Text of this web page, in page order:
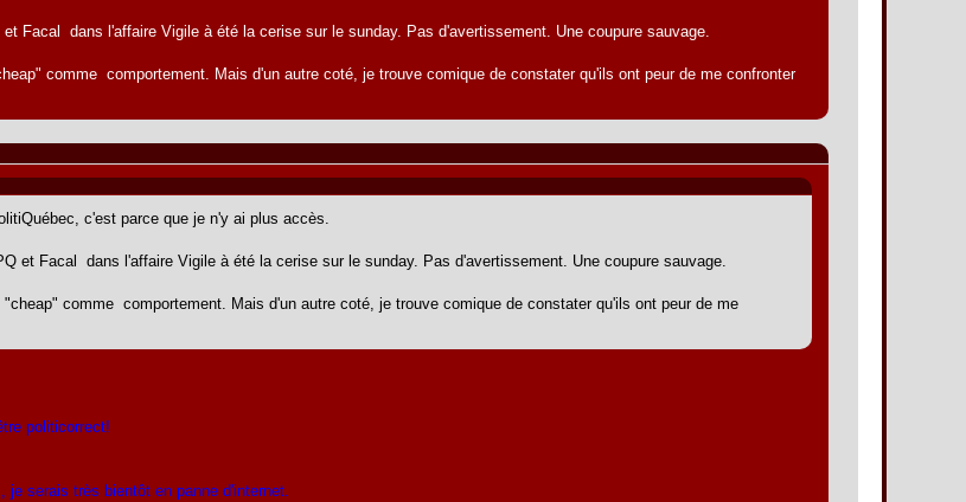
Facal dans l'affaire Vigile à été la cerise sur le sunday. Pas d'avertissement. Une coupure sauvage.
comme comportement. Mais d'un autre coté, je trouve comique de constater qu'ils ont peur de me confronter
c'est parce que je n'y ai plus accès.
et Facal dans l'affaire Vigile à été la cerise sur le sunday. Pas d'avertissement. Une coupure sauvage.
comme comportement. Mais d'un autre coté, je trouve comique de constater qu'ils ont peur de me
politicorrect!
je serais très bientôt en panne d'internet.